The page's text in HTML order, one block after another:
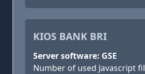
KIOS BANK BRI
Server software: GSE
Number of used Javascript